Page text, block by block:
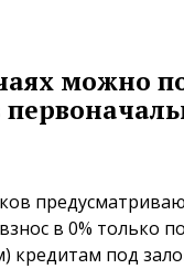
можно
в 0% только
кредитам под